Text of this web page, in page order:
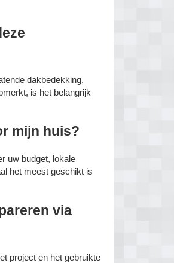
dakbedekking,
is het belangrijk
mijn huis?
uw budget, lokale
het meest geschikt is
via
project en het gebruikte